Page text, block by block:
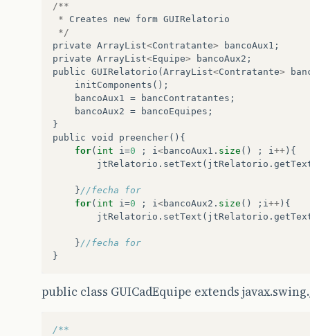
jAreaTrabalho
(
flagGUIRelatorio
;
addInternalFrameListener
);
}
}
/**
*
Creates new form GUIRelatorio
*/
private ArrayList<Contratante> bancoAux1 ;
private ArrayList<Equipe> bancoAux2 ;
public GUIRelatorio ( ArrayList<Contratante>
initComponents ();
bancoAux1 = bancContratantes ;
bancoAux2 = bancoEquipes ;
}
public void preencher(){
for( int i=0 ; i<bancoAux1 . size () ; i++ ){
jtRelatorio . setText ( jtRelatorio .
}//fecha for
for( int i=0 ; i<bancoAux2 . size () ; i++ ){
jtRelatorio . setText ( jtRelatorio .
}//fecha for
}
public class GUICadEquipe extends
/**